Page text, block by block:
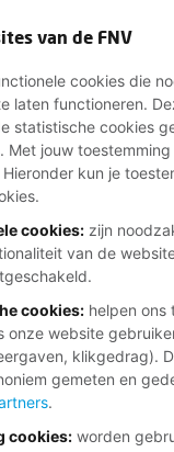
van de FNV
cookies die
laten functioneren.
statistische cookies
Met jouw
kun je
cookies: zijn
van de
cookies: helpen ons
onze website
klikgedrag).
gemeten en
.
cookies: worden